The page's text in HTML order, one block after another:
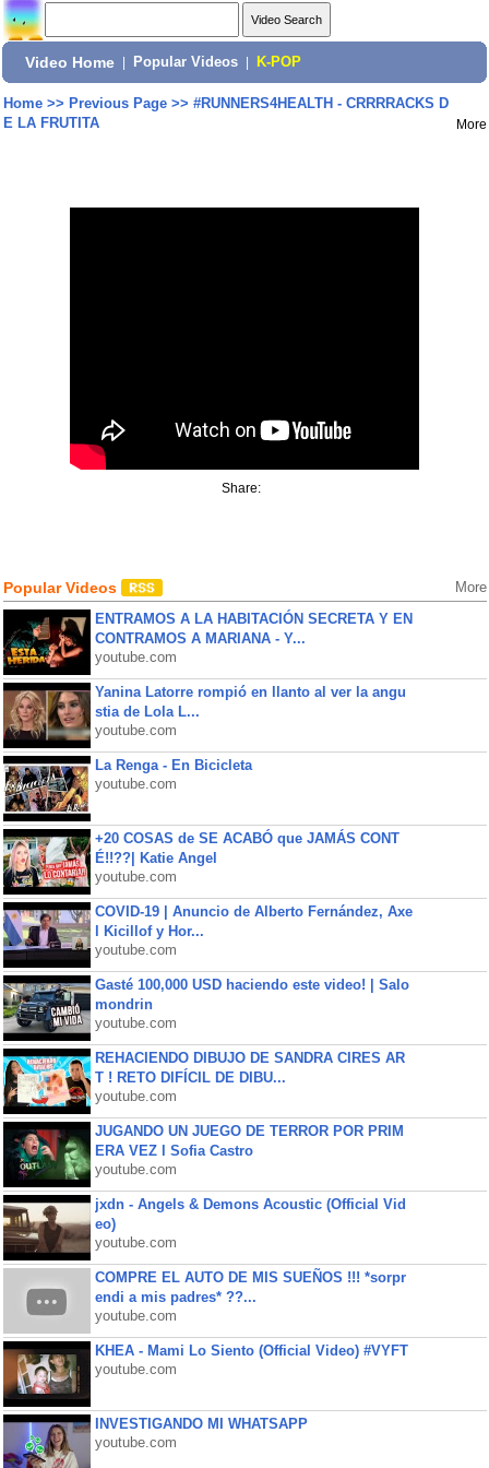
Video Home Popular Videos K-POP
Home>> Previous Page>> #RUNNERS4HEALTH - CRRRRACKS D
E LA FRUTITA
More
Share:
Popular Videos More
ENTRAMOS A LA HABITACIÓN SECRETA Y EN
CONTRAMOS A MARIANA - Y...
youtube.com
Yanina Latorre rompió en llanto al ver la angu
stia de Lola L...
youtube.com
La Renga - En Bicicleta
youtube.com
+20 COSAS de SE ACABÓ que JAMÁS CONT
É!!??| Katie Angel
youtube.com
COVID-19 | Anuncio de Alberto Fernández, Axe
l Kicillof y Hor...
youtube.com
Gasté 100,000 USD haciendo este video! | Salo
mondrin
youtube.com
REHACIENDO DIBUJO DE SANDRA CIRES AR
T ! RETO DIFÍCIL DE DIBU...
youtube.com
JUGANDO UN JUEGO DE TERROR POR PRIM
ERA VEZ l Sofia Castro
youtube.com
jxdn - Angels & Demons Acoustic (Official Vid
eo)
youtube.com
COMPRE EL AUTO DE MIS SUEÑOS !!! *sorpr
endi a mis padres* ??...
youtube.com
KHEA - Mami Lo Siento (Official Video) #VYFT
youtube.com
INVESTIGANDO MI WHATSAPP
youtube.com